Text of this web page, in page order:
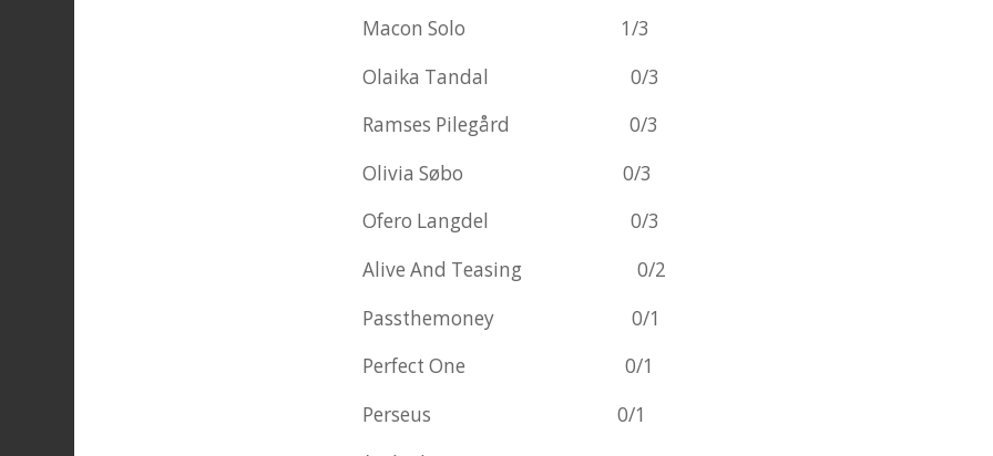
Macon Solo 1/3
Olaika Tandal 0/3
Ramses Pilegård 0/3
Olivia Søbo 0/3
Ofero Langdel 0/3
Alive And Teasing 0/2
Passthemoney 0/1
Perfect One 0/1
Perseus 0/1